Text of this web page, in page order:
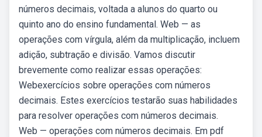
números decimais, voltada a alunos do quarto ou
quinto ano do ensino fundamental. Web — as
operações com vírgula, além da multiplicação, incluem
adição, subtração e divisão. Vamos discutir
brevemente como realizar essas operações:
Webexercícios sobre operações com números
decimais. Estes exercícios testarão suas habilidades
para resolver operações com números decimais.
Web — operações com números decimais. Em pdf